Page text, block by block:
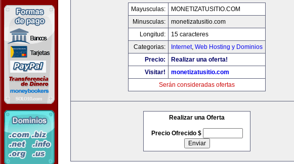
Mayusculas:
MONETIZATUSITIO.COM
Minusculas:
monetizatusitio.com
Longitud:
15 caracteres
Categorias:
Internet, Web Hosting y Dominios
Precio:
Realizar una oferta!
Visitar!
monetizatusitio.com
Serán consideradas ofertas
Realizar una Oferta
Precio Ofrecido $